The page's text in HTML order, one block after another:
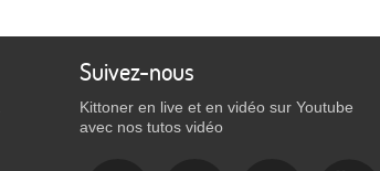
Suivez-nous
Kittoner en live et en vidéo sur Youtube
avec nos tutos vidéo